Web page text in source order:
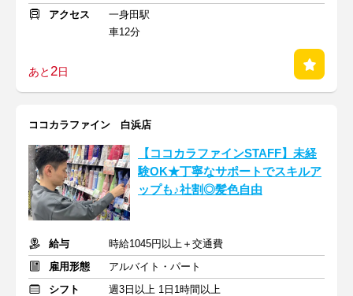
アクセス
一身田駅
車12分
あと2日
ココカラファイン 白浜店
【ココカラファインSTAFF】未経
験OK★丁寧なサポートでスキルア
ップも♪社割◎髪色自由
給与
時給1045円以上＋交通費
雇用形態
アルバイト・パート
シフト
週3日以上 1日1時間以上